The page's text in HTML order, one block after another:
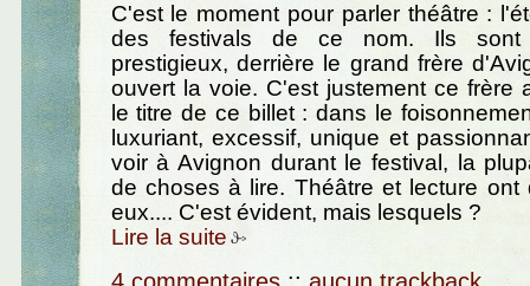
C'est le moment pour parler théâtre :
des festivals de ce nom. Ils sont
prestigieux, derrière le grand frère
ouvert la voie. C'est justement ce frère
le titre de ce billet : dans le
luxuriant, excessif, unique et
voir à Avignon durant le festival, la
de choses à lire. Théâtre et lecture ont
eux.... C'est évident, mais lesquels ?
Lire la suite